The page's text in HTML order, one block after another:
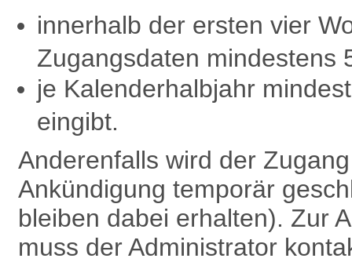
innerhalb der ersten vier
Zugangsdaten mindestens
je Kalenderhalbjahr
eingibt.
Anderenfalls wird der
Ankündigung temporär
bleiben dabei erhalten). Zur
muss der Administrator